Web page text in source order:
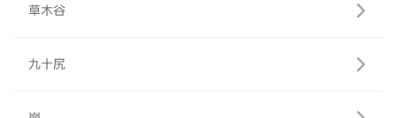
草木谷
九十尻